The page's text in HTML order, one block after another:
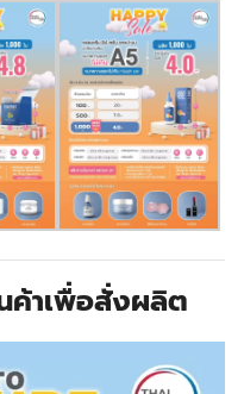
ค้าเพื่อสั่งผลิต